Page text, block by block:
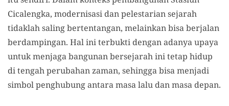
Cicalengka, modernisasi dan pelestarian sejarah
tidaklah saling bertentangan, melainkan bisa berjalan
berdampingan. Hal ini terbukti dengan adanya upaya
untuk menjaga bangunan bersejarah ini tetap hidup
di tengah perubahan zaman, sehingga bisa menjadi
simbol penghubung antara masa lalu dan masa depan.